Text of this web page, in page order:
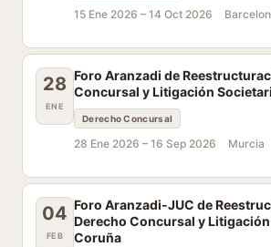
15 Ene 2026 – 14 Oct 2026
28
ENE
Foro Aranzadi de
Concursal y Litigación
Derecho Concursal
28 Ene 2026 – 16 Sep 2026 Murcia
04
FEB
Foro Aranzadi-JUC de
Derecho Concursal y
Coruña